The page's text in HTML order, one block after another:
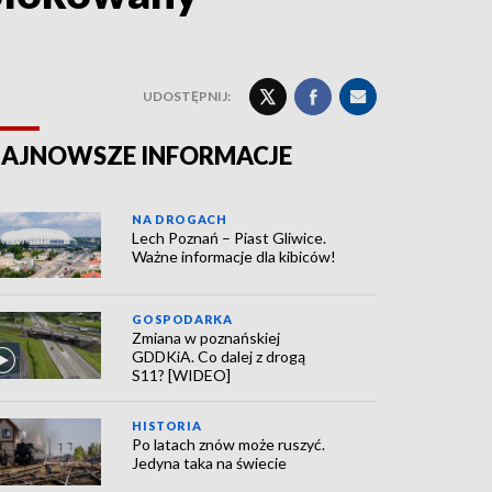
UDOSTĘPNIJ:
INFORMACJE
NA DROGACH
Lech Poznań – Piast Gliwice.
Ważne informacje dla kibiców!
GOSPODARKA
Zmiana w poznańskiej
GDDKiA. Co dalej z drogą
S11? [WIDEO]
HISTORIA
Po latach znów może ruszyć.
Jedyna taka na świecie